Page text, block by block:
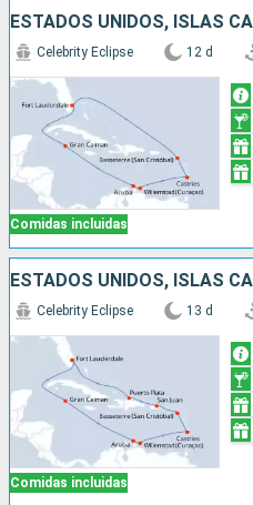
Comidas incluidas
Celebrity Eclipse 12 d
Comidas incluidas
Celebrity Eclipse 13 d